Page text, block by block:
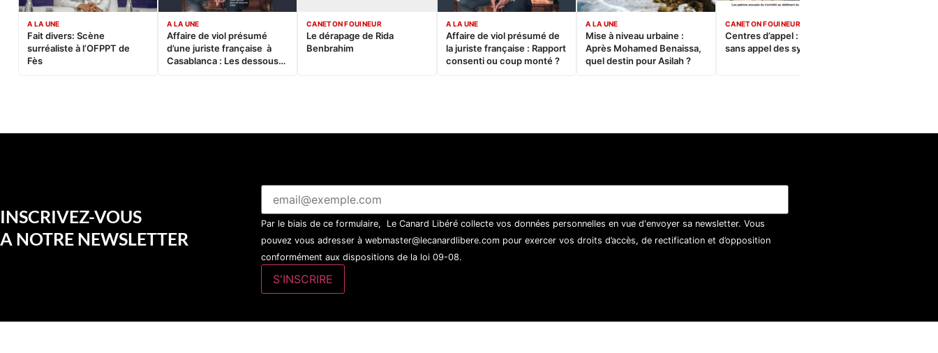
A LA UNE
Fait divers: Scène
surréaliste à l’OFPPT de
Fès
A LA UNE
Affaire de viol présumé
d’une juriste française à
Casablanca : Les dessous
CANETON FOUINEUR
Le dérapage de Rida
Benbrahim
A LA UNE
Affaire de viol présumé de
la juriste française : Rapport
consenti ou coup monté ?
A LA UNE
Mise à niveau urbaine :
Après Mohamed Benaissa,
quel destin pour Asilah ?
CANETON FOUINEUR
Centres d’appel : Le constat
sans appel des syndicats
INSCRIVEZ-VOUS
A NOTRE NEWSLETTER
Par le biais de ce formulaire, Le Canard Libéré collecte vos données personnelles en vue d'envoyer sa newsletter. Vous
pouvez vous adresser à webmaster@lecanardlibere.com pour exercer vos droits d’accès, de rectification et d’opposition
conformément aux dispositions de la loi 09-08.